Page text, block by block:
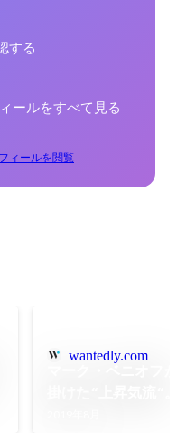
する
ールをすべて見る
ィールを閲覧
wantedly.com